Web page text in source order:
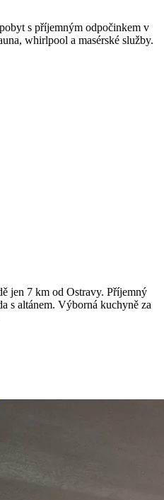
s příjemným odpočinkem v
whirlpool a masérské služby.
jen 7 km od Ostravy. Příjemný
s altánem. Výborná kuchyně za